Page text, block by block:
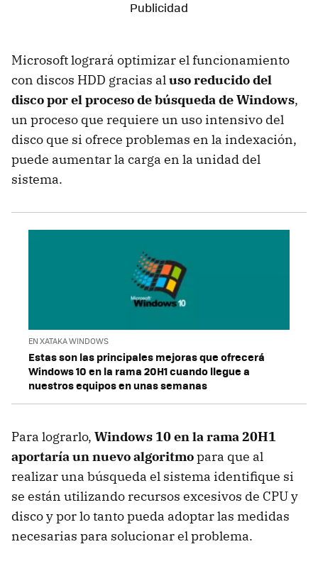
Microsoft logrará optimizar el funcionamiento
con discos HDD gracias aluso reducido del
disco por el proceso de búsqueda de Windows,
un proceso que requiere un uso intensivo del
disco que si ofrece problemas en la indexación,
puede aumentar la carga en la unidad del
sistema.
EN XATAKA WINDOWS
Estas son las principales mejoras que ofrecerá
Windows 10 en la rama 20H1 cuando llegue a
nuestros equipos en unas semanas
Para lograrlo, Windows 10 en la rama 20H1
aportaría un nuevo algoritmopara que al
realizar una búsqueda el sistema identifique si
se están utilizando recursos excesivos de CPU y
disco y por lo tanto pueda adoptar las medidas
necesarias para solucionar el problema.